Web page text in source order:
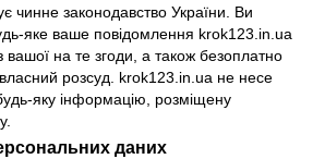
чинне законодавство України. Ви
яке ваше повідомлення krok123.in.ua
на те згоди, а також безоплатно
розсуд. krok123.in.ua не несе
будь-яку інформацію, розміщену
даних